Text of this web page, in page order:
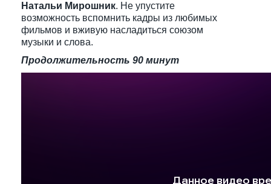
Натальи Мирошник. Не упустите
возможность вспомнить кадры из любимых
фильмов и вживую насладиться союзом
музыки и слова.
Продолжительность 90 минут